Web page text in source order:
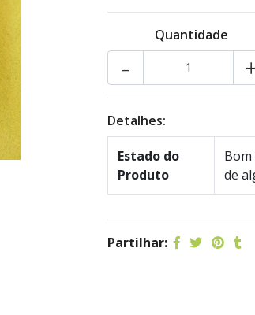
Quantidade
-
Detalhes:
Estado do
Produto
de
Partilhar: